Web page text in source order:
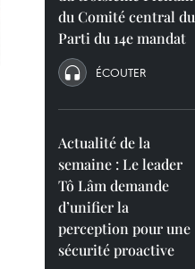
du Comité central du
Parti du 14e mandat
ÉCOUTER
Actualité de la
semaine : Le leader
Tô Lâm demande
d’unifier la
perception pour une
sécurité proactive